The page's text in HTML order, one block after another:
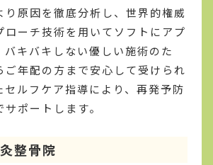
り原因を徹底分析し、世界的権威
ローチ技術を用いてソフトにアプ
バキバキしない優しい施術のた
ご年配の方まで安心して受けられ
セルフケア指導により、再発予防
ポートします。
整骨院